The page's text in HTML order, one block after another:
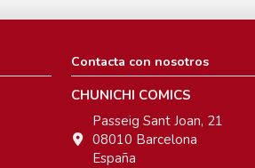
Contacta con nosotros
CHUNICHI COMICS
Passeig Sant Joan, 21
08010 Barcelona
España